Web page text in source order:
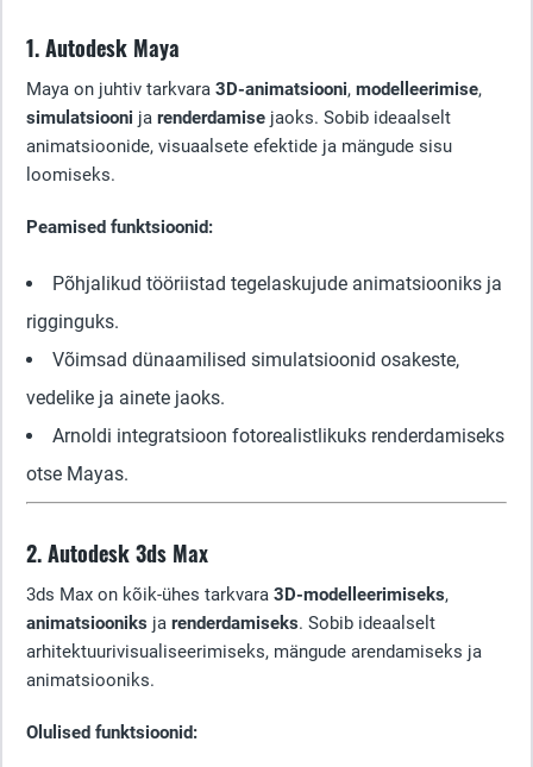
1. Autodesk Maya
Maya on juhtiv tarkvara 3D-animatsiooni, modelleerimise,
simulatsiooni ja renderdamise jaoks. Sobib ideaalselt
animatsioonide, visuaalsete efektide ja mängude sisu
loomiseks.
Peamised funktsioonid:
Põhjalikud tööriistad tegelaskujude animatsiooniks ja
rigginguks.
Võimsad dünaamilised simulatsioonid osakeste,
vedelike ja ainete jaoks.
Arnoldi integratsioon fotorealistlikuks renderdamiseks
otse Mayas.
2. Autodesk 3ds Max
3ds Max on kõik-ühes tarkvara 3D-modelleerimiseks,
animatsiooniks ja renderdamiseks. Sobib ideaalselt
arhitektuurivisualiseerimiseks, mängude arendamiseks ja
animatsiooniks.
Olulised funktsioonid: